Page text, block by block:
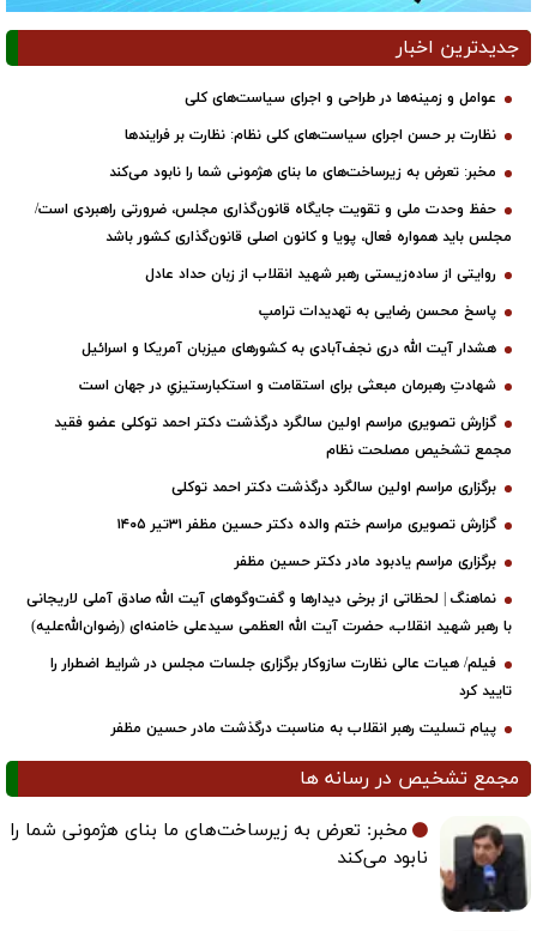
جدیدترین اخبار
عوامل و زمینه‌ها در طراحی و اجرای سیاست‌های کلی
نظارت بر حسن اجرای سیاست‌های کلی نظام: نظارت بر فرایندها
مخبر: تعرض به زیرساخت‌های ما بنای هژمونی شما را نابود می‌کند
حفظ وحدت ملی و تقویت جایگاه قانون‌گذاری مجلس، ضرورتی راهبردی است/
مجلس باید همواره فعال، پویا و کانون اصلی قانون‌گذاری کشور باشد
روایتی از ساده‌زیستی رهبر شهید انقلاب از زبان حداد عادل
پاسخ محسن رضایی به تهدیدات ترامپ
هشدار آیت الله دری نجف‌آبادی به کشورهای میزبان آمریکا و اسرائیل
شهادتِ رهبرمان مبعثی برای استقامت و استکبارستیزیِ در جهان است
گزارش تصویری مراسم اولین سالگرد درگذشت دکتر احمد توکلی عضو فقید
مجمع تشخیص مصلحت نظام
برگزاری مراسم اولین سالگرد درگذشت دکتر احمد توکلی
گزارش تصویری مراسم ختم والده دکتر حسین مظفر ۳۱تیر ۱۴۰۵
برگزاری مراسم یادبود مادر دکتر حسین مظفر
نماهنگ | لحظاتی از برخی دیدارها و گفت‌وگوهای آیت ‌الله صادق آملی لاریجانی
با رهبر شهید انقلاب، حضرت آیت‌ الله العظمی سیدعلی خامنه‌ای (رضوان‌الله‌علیه)
فیلم/ هیات عالی نظارت سازوکار برگزاری جلسات مجلس در شرایط اضطرار را
تایید کرد
پیام تسلیت رهبر انقلاب به مناسبت درگذشت مادر حسین مظفر
مجمع تشخیص در رسانه ها
مخبر: تعرض به زیرساخت‌های ما بنای هژمونی شما را
نابود می‌کند